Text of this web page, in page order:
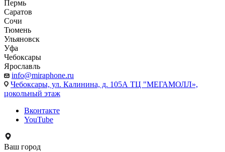
Пермь
Саратов
Сочи
Тюмень
Ульяновск
Уфа
Чебоксары
Ярославль
info@miraphone.ru
Чебоксары, ул. Калинина, д. 105А ТЦ "МЕГАМОЛЛ»,
цокольный этаж
Вконтакте
YouTube
Ваш город